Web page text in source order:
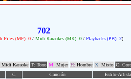
702
Files (MF): 0/Midi Karaokes (MK): 0/ Playbacks (PB): 2)
Midi Karaoke T: Tono M: Mujer H: Hombre X: Mixto C:
C Canción Estilo-Artista